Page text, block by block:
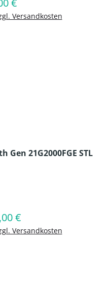
Preis:
€
Versandkosten
Gen 21G2000FGE STL
Preis:
€
Versandkosten